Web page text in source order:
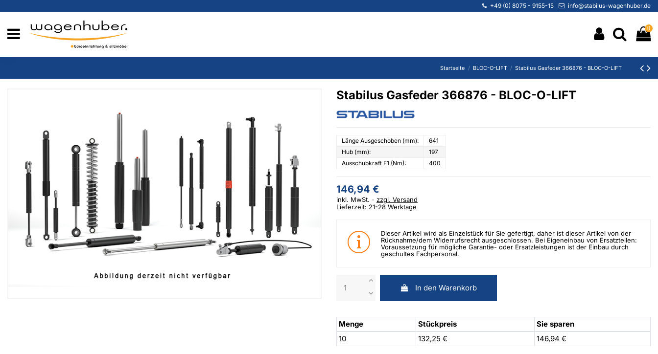
+49 (0) 8075 - 9155-15 info@stabilus-wagenhuber.de
0
Startseite BLOC-O-LIFT Stabilus Gasfeder 366876 - BLOC-O-LIFT
Stabilus Gasfeder 366876 - BLOC-O-LIFT
Länge Ausgeschoben (mm):
641
Hub (mm):
197
Ausschubkraft F1 (Nm):
400
146,94 €
inkl. MwSt.
zzgl. Versand
Lieferzeit: 21-28 Werktage
Dieser Artikel wird als Einzelstück für Sie gefertigt, daher ist dieser Artikel von der
Rücknahme/dem Widerrufsrecht ausgeschlossen. Bei Eigeneinbau von Ersatzteilen:
Voraussetzung für mögliche Garantie- oder Ersatzleistungen ist der Einbau durch
geschultes Fachpersonal.
In den Warenkorb
Menge Stückpreis
Sie sparen
10
132,25 € 146,94 €